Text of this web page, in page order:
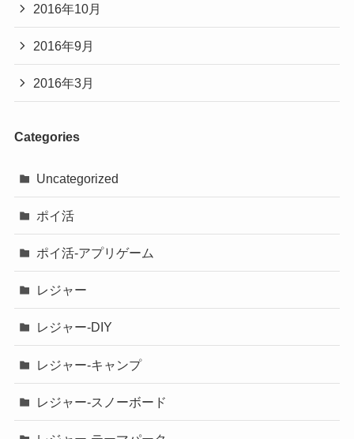
2016年10月
2016年9月
2016年3月
Categories
Uncategorized
ポイ活
ポイ活-アプリゲーム
レジャー
レジャー-DIY
レジャー-キャンプ
レジャー-スノーボード